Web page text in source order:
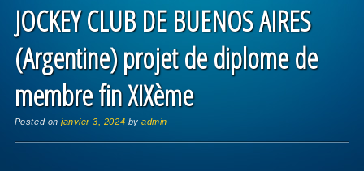
JOCKEY CLUB DE BUENOS AIRES
(Argentine) projet de diplome de
membre fin XIXème
Posted onjanvier 3, 2024 byadmin